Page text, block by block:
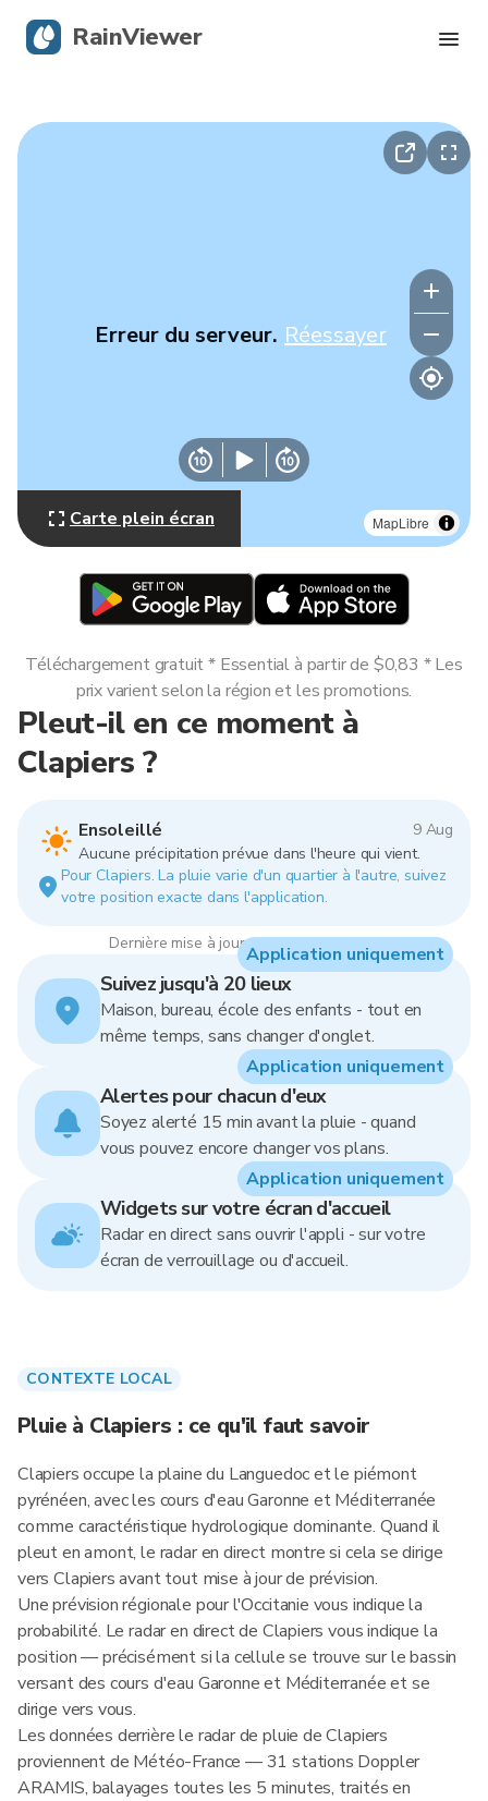
MapLibre
Erreur du serveur. Réessayer
Carte plein écran
Pleut-il en ce moment à
Clapiers ?
Ensoleillé
9 Aug
Aucune précipitation prévue dans l'heure qui vient.
Pour Clapiers. La pluie varie d'un quartier à l'autre, suivez
votre position exacte dans l'application.
Dernière mise à jour : 07:00, 9 Aug 2026
Téléchargement gratuit * Essential à partir de $0,83 * Les
prix varient selon la région et les promotions.
Suivez jusqu'à 20 lieux
Maison, bureau, école des enfants - tout en
même temps, sans changer d'onglet.
Application uniquement
Alertes pour chacun d'eux
Soyez alerté 15 min avant la pluie - quand
vous pouvez encore changer vos plans.
Application uniquement
Widgets sur votre écran d'accueil
Radar en direct sans ouvrir l'appli - sur votre
écran de verrouillage ou d'accueil.
Application uniquement
CONTEXTE LOCAL
Pluie à Clapiers : ce qu'il faut savoir
Clapiers occupe la plaine du Languedoc et le piémont
pyrénéen, avec les cours d'eau Garonne et Méditerranée
comme caractéristique hydrologique dominante. Quand il
pleut en amont, le radar en direct montre si cela se dirige
vers Clapiers avant tout mise à jour de prévision.
Une prévision régionale pour l'Occitanie vous indique la
probabilité. Le radar en direct de Clapiers vous indique la
position — précisément si la cellule se trouve sur le bassin
versant des cours d'eau Garonne et Méditerranée et se
dirige vers vous.
Les données derrière le radar de pluie de Clapiers
proviennent de Météo-France — 31 stations Doppler
ARAMIS, balayages toutes les 5 minutes, traités en
RainViewer